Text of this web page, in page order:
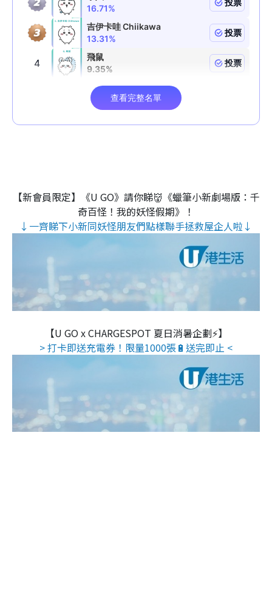
【新會員限定】《U GO》請你睇👹《蠟筆小新劇場版：千
奇百怪！我的妖怪假期》！
↓一齊睇下小新同妖怪朋友們點樣聯手拯救屋企人啦↓
【U GO x CHARGESPOT 夏日消暑企劃⚡】
> 打卡即送充電券！限量1000張🔋送完即止 <